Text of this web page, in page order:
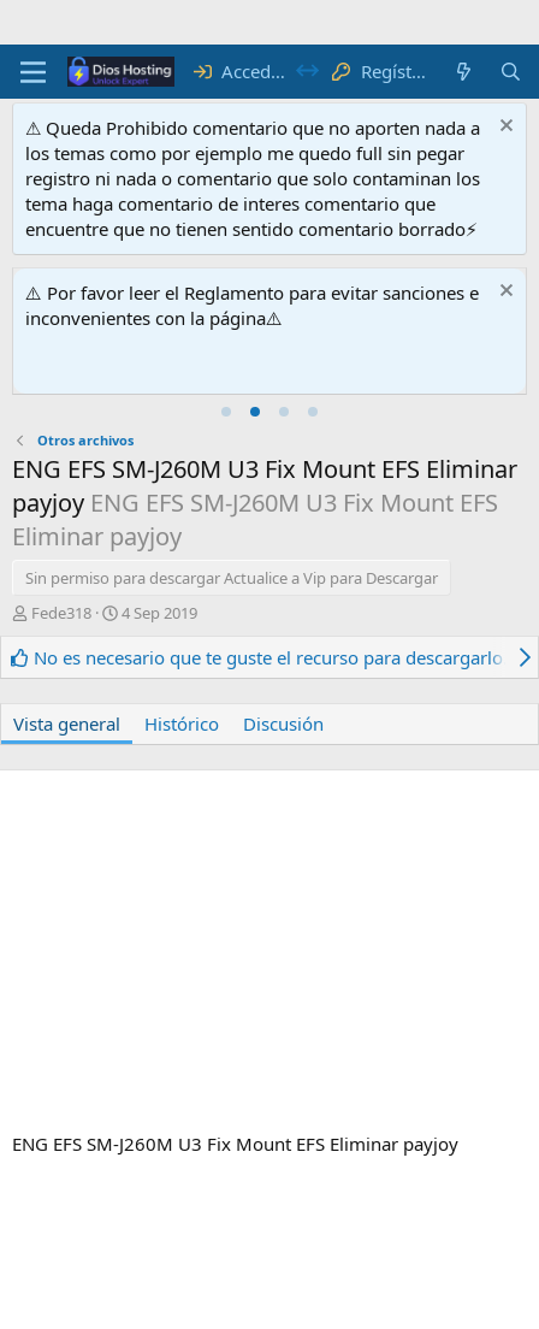
Acceder Regístrate
⚠ Queda Prohibido comentario que no aporten nada a
los temas como por ejemplo me quedo full sin pegar
registro ni nada o comentario que solo contaminan los
tema haga comentario de interes comentario que
encuentre que no tienen sentido comentario borrado⚡
⚠️ Por favor leer el Reglamento para evitar sanciones e
inconvenientes con la página⚠️
Otros archivos
ENG EFS SM-J260M U3 Fix Mount EFS Eliminar
payjoy ENG EFS SM-J260M U3 Fix Mount EFS
Eliminar payjoy
Sin permiso para descargar Actualice a Vip para Descargar
A
t
o
Fede318
F
c
h
e
4 Sep 2019
No es necesario que te guste el recurso para descargarlo.
Vista general Histórico Discusión
ENG EFS SM-J260M U3 Fix Mount EFS Eliminar payjoy